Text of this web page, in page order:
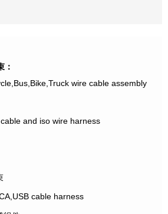
：
wire cable assembly
and iso wire harness
cable harness